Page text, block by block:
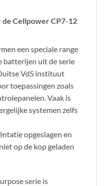
Cellpower CP7-12
een speciale range
batterijen uit de serie
VdS instituut
toepassingen zoals
Vaak is
systemen zelfs
opgeslagen en
op de kop geladen
serie is